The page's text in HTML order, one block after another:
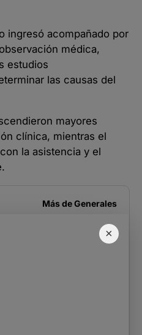
×
ingresó acompañado por
médica,
estudios
las causas del
mayores
clínica, mientras el
la asistencia y el
Más deGenerales